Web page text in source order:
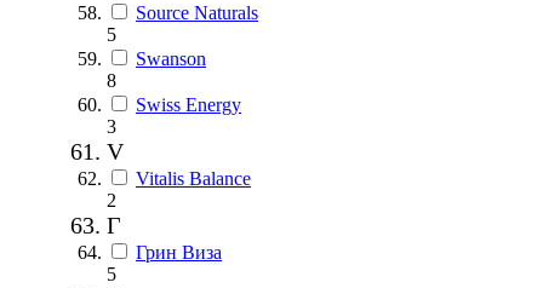
Source Naturals
5
Swanson
8
Swiss Energy
3
V
Vitalis Balance
2
Г
Грин Виза
5